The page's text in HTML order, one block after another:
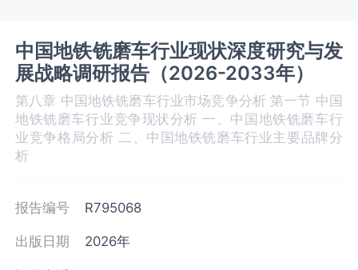
中国地铁铣磨车行业现状深度研究与发
展战略调研报告（2026-2033年）
第八章 中国地铁铣磨车‌‌‌行业市场竞争分析 第一节 中国
地铁铣磨车‌‌‌行业竞争现状分析 一、中国地铁铣磨车‌‌‌行
业竞争格局分析 二、中国地铁铣磨车行业主要品牌分
析
报告编号 R795068
出版日期 2026年